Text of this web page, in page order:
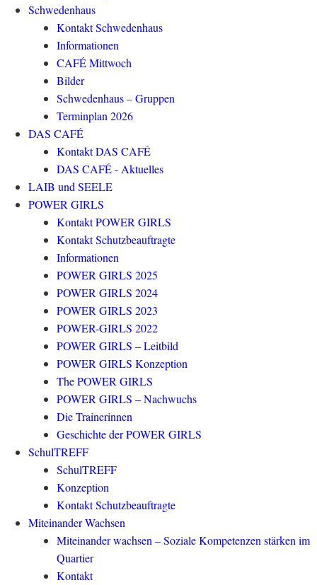
Schwedenhaus
Kontakt Schwedenhaus
Informationen
CAFÉ Mittwoch
Bilder
Schwedenhaus – Gruppen
Terminplan 2026
DAS CAFÉ
Kontakt DAS CAFÉ
DAS CAFÉ - Aktuelles
LAIB und SEELE
POWER GIRLS
Kontakt POWER GIRLS
Kontakt Schutzbeauftragte
Informationen
POWER GIRLS 2025
POWER GIRLS 2024
POWER GIRLS 2023
POWER-GIRLS 2022
POWER GIRLS – Leitbild
POWER GIRLS Konzeption
The POWER GIRLS
POWER GIRLS – Nachwuchs
Die Trainerinnen
Geschichte der POWER GIRLS
SchulTREFF
SchulTREFF
Konzeption
Kontakt Schutzbeauftragte
Miteinander Wachsen
Miteinander wachsen – Soziale Kompetenzen stärken im
Quartier
Kontakt